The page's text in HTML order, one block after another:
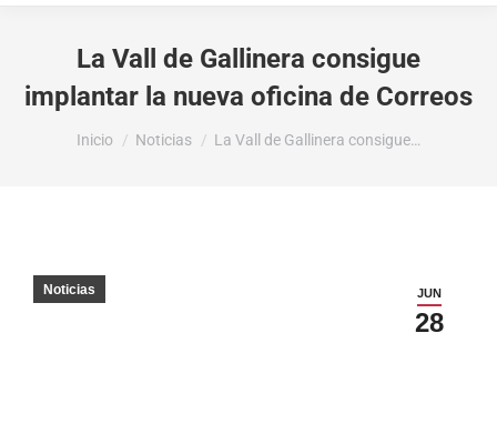
La Vall de Gallinera consigue
implantar la nueva oficina de Correos
Estás aquí:
Inicio Noticias La Vall de Gallinera consigue…
JUN
28
Noticias